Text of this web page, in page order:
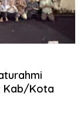
Kab/Kota